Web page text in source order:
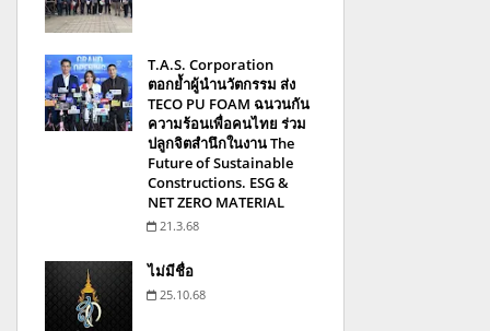
T.A.S. Corporation
ตอกย้ำผู้นำนวัตกรรม ส่ง
TECO PU FOAM ฉนวนกัน
ความร้อนเพื่อคนไทย ร่วม
ปลูกจิตสำนึกในงาน The
Future of Sustainable
Constructions. ESG &
NET ZERO MATERIAL
21.3.68
ไม่มีชื่อ
25.10.68